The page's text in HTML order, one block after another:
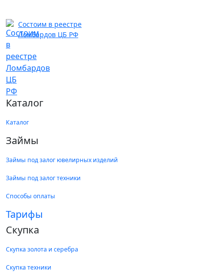
Состоим в реестре
Ломбардов ЦБ РФ
Каталог
Каталог
Займы
Займы под залог ювелирных изделий
Займы под залог техники
Способы оплаты
Тарифы
Скупка
Скупка золота и серебра
Скупка техники